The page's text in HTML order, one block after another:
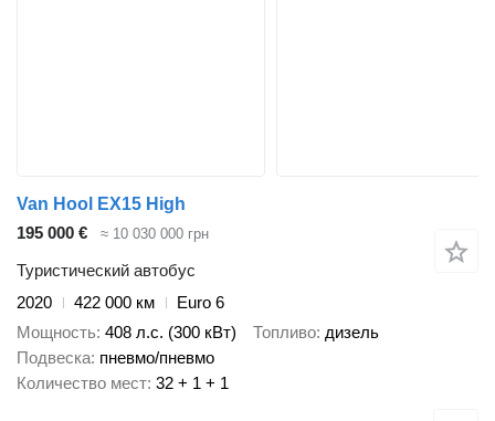
Van Hool EX15 High
195 000 €
≈ 10 030 000 грн
Туристический автобус
2020
422 000 км
Euro 6
Мощность 408 л.с. (300 кВт) Топливо дизель
Подвеска пневмо/пневмо
Количество мест 32 + 1 + 1